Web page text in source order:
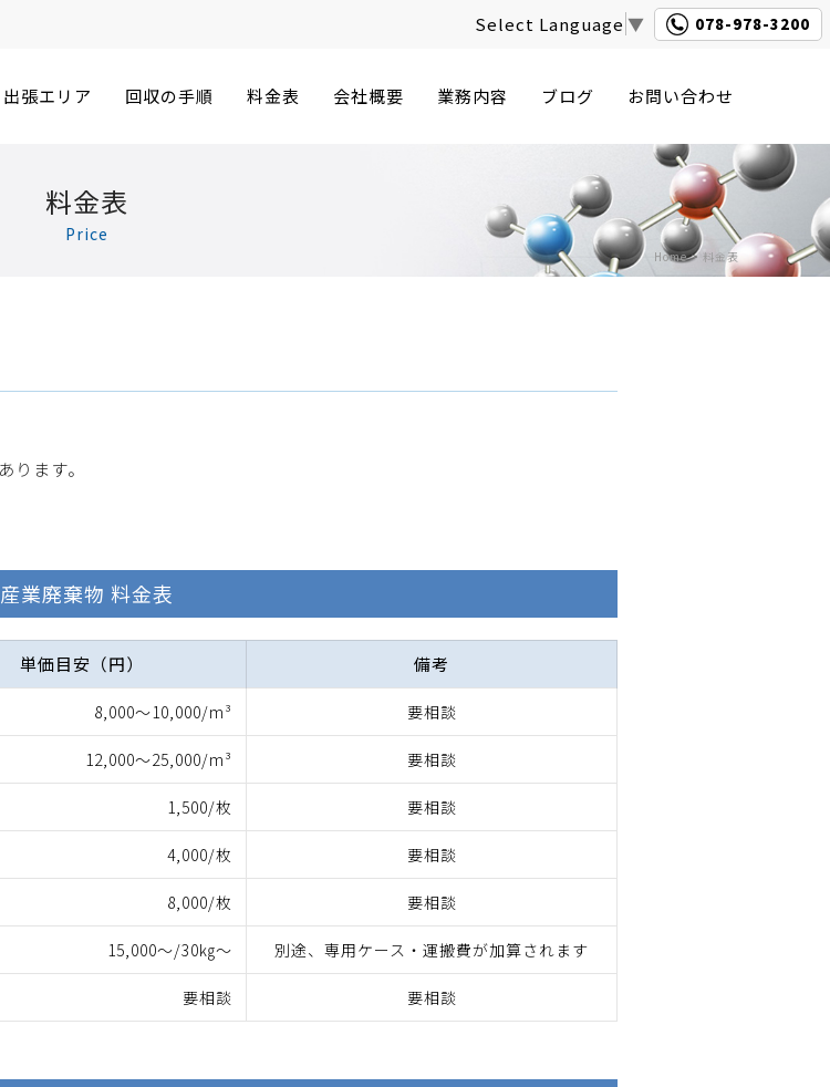
078-978-3200
Select Language ▼
出張エリア 回収の手順 料金表 会社概要 業務内容 ブログ お問い合わせ
料金表
Price
Home> 料金表
産業廃棄物 料金表
単価目安（円） 備考
8,000～10,000/m³ 要相談
12,000～25,000/m³ 要相談
1,500/枚 要相談
4,000/枚 要相談
8,000/枚 要相談
15,000～/30㎏～ 別途、専用ケース・運搬費が加算されます
要相談 要相談